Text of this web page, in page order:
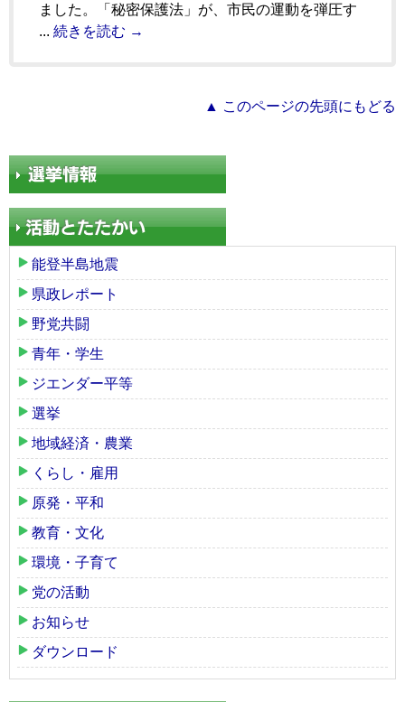
ました。「秘密保護法」が、市民の運動を弾圧す
... 続きを読む →
▲ このページの先頭にもどる
能登半島地震
県政レポート
野党共闘
青年・学生
ジエンダー平等
選挙
地域経済・農業
くらし・雇用
原発・平和
教育・文化
環境・子育て
党の活動
お知らせ
ダウンロード